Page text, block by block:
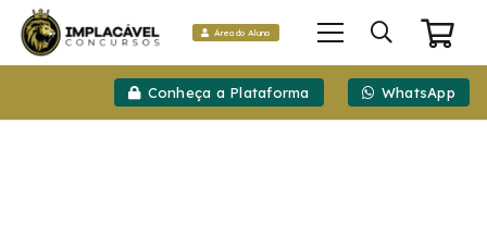
Área do Aluno
Conheça a Plataforma WhatsApp